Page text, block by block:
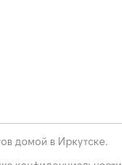
домой в Иркутске.